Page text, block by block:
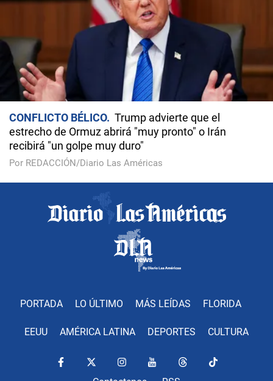
CONFLICTO BÉLICO
Trump advierte que el
estrecho de Ormuz abrirá "muy pronto" o Irán
recibirá "un golpe muy duro"
Por REDACCIÓN/Diario Las Américas
PORTADA LO ÚLTIMO MÁS LEÍDAS FLORIDA
EEUU AMÉRICA LATINA DEPORTES CULTURA